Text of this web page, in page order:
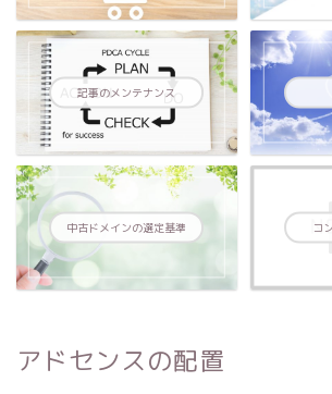
記事のメンテナンス
中古ドメインの選定基準 コ
アドセンスの配置